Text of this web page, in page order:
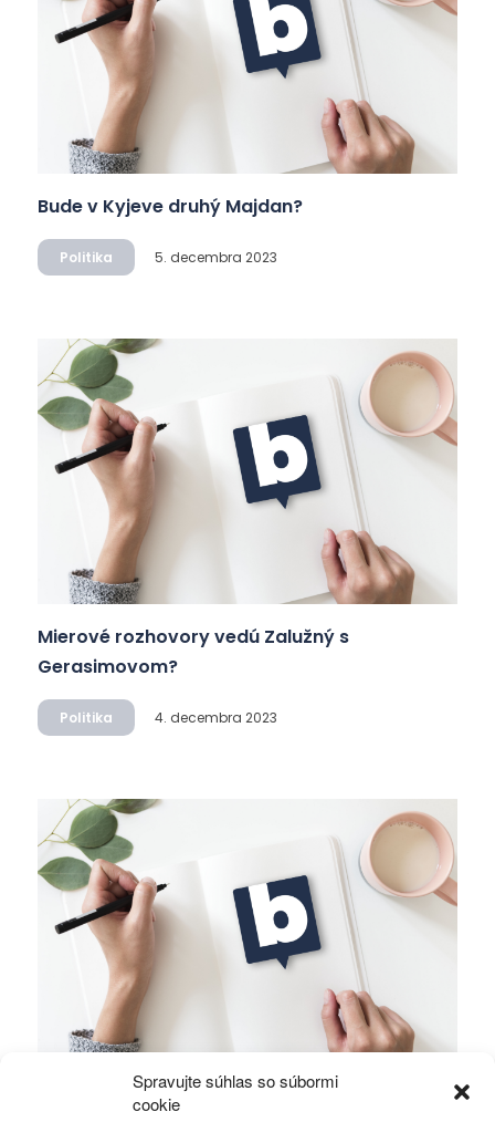
Spravujte súhlas so súbormi
cookie
Bude v Kyjeve druhý Majdan?
Politika 5. decembra 2023
Mierové rozhovory vedú Zalužný s
Gerasimovom?
Politika 4. decembra 2023
Ficova vláda a médiá…